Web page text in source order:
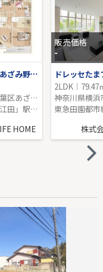
㎡｜-
を見る
東急田園都市線「あざみ野」新築戸建
神奈川県横浜市青葉区あざみ野南４丁目
東急田園都市線「江田」駅 徒歩14分
HOME
販売価格
-
ドレッセた
2LDK｜79.47
株式